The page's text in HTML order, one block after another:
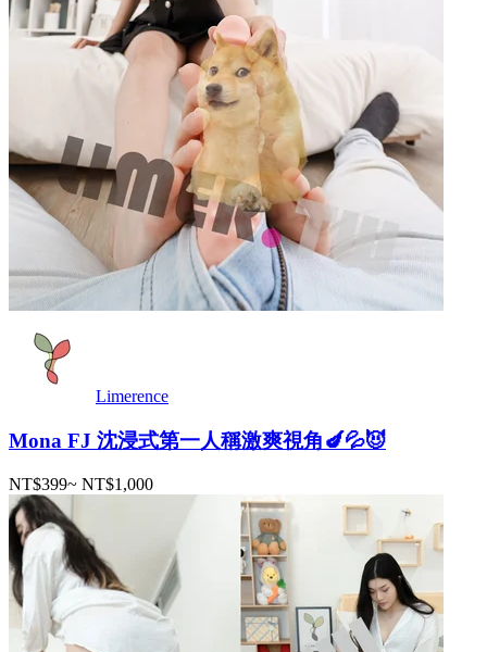
Limerence
Mona FJ 沈浸式第一人稱激爽視角🍆💦😈
NT$399~ NT$1,000